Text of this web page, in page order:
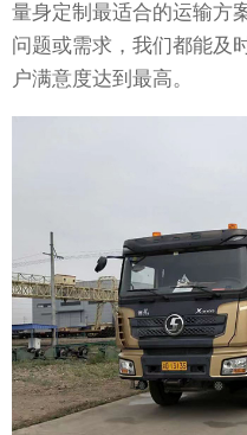
量身定制最适合的运输方
问题或需求，我们都能及
户满意度达到最高。